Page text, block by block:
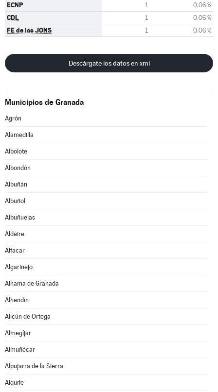
ECNP 1 0,06 %
CDL 1 0,06 %
FE de las JONS 1 0,06 %
Descárgate los datos en xml
Municipios de Granada
Agrón
Alamedilla
Albolote
Albondón
Albuñán
Albuñol
Albuñuelas
Aldeire
Alfacar
Algarinejo
Alhama de Granada
Alhendín
Alicún de Ortega
Almegíjar
Almuñécar
Alpujarra de la Sierra
Alquife